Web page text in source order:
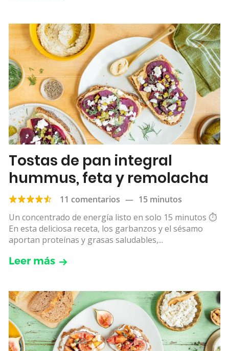
Tostas de pan integral
hummus, feta y remolacha
11 comentarios — 15 minutos
Un concentrado de energía listo en solo 15 minutos ⏱
️En esta deliciosa receta, los garbanzos y el sésamo
aportan proteínas y grasas saludables,...
Leer más